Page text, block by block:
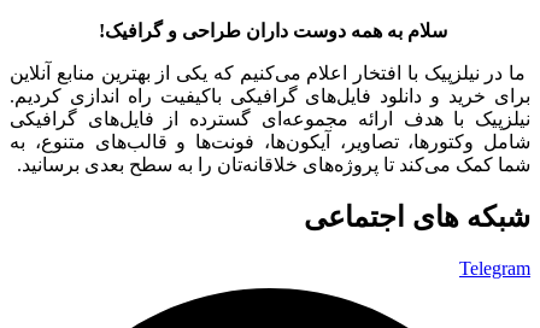
سلام به همه دوست داران طراحی و گرافیک!
ما در نیلزپیک با افتخار اعلام می‌کنیم که یکی از بهترین منابع آنلاین
برای خرید و دانلود فایل‌های گرافیکی باکیفیت راه اندازی کردیم.
نیلزپیک با هدف ارائه مجموعه‌ای گسترده از فایل‌های گرافیکی
شامل وکتورها، تصاویر، آیکون‌ها، فونت‌ها و قالب‌های متنوع، به
شما کمک می‌کند تا پروژه‌های خلاقانه‌تان را به سطح بعدی برسانید.
شبکه های اجتماعی
Telegram